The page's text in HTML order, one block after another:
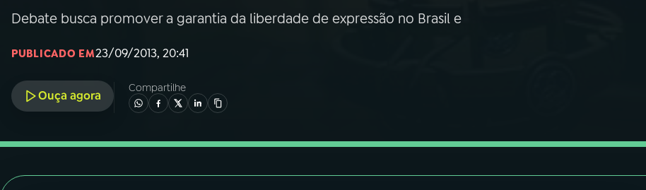
03PROGRAMAÇÃO
05PODCASTS
Debate busca promover a garantia da liberdade de expressão no Brasil e
PUBLICADO EM23/09/2013, 20:41
Ouça agora
Compartilhe